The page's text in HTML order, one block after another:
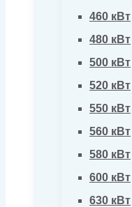
460 кВт
480 кВт
500 кВт
520 кВт
550 кВт
560 кВт
580 кВт
600 кВт
630 кВт